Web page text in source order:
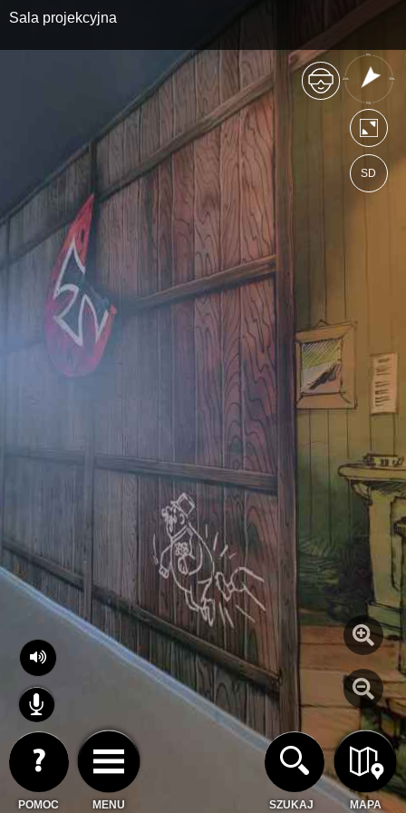
https://skrzydlawielkiejwojny.wkraj.pl
Mapa serwisu
Sala projekcyjna
MENU MAPA
POMOC
SD
SZUKAJ